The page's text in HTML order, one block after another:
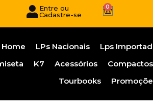
Entre ou
Cadastre-se
0
Home LPs Nacionais Lps
K7 Acessórios
Tourbooks